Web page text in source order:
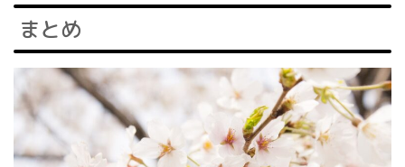
まとめ